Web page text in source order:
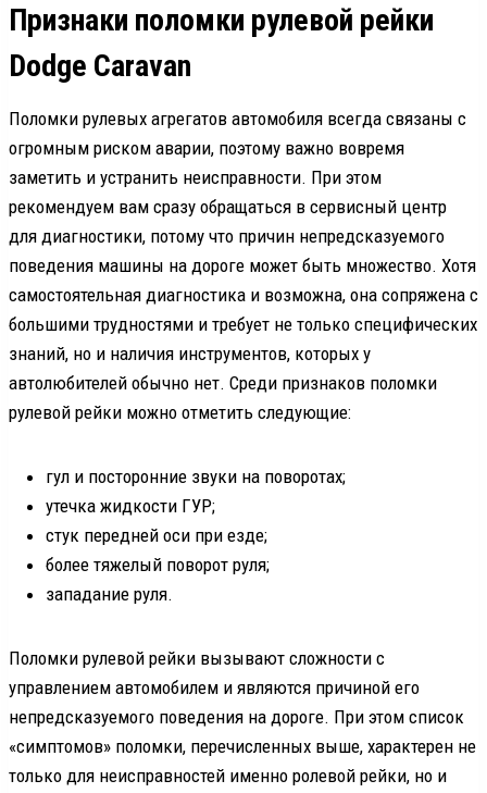
Признаки поломки рулевой рейки
Dodge Caravan
Поломки рулевых агрегатов автомобиля всегда связаны с
огромным риском аварии, поэтому важно вовремя
заметить и устранить неисправности. При этом
рекомендуем вам сразу обращаться в сервисный центр
для диагностики, потому что причин непредсказуемого
поведения машины на дороге может быть множество. Хотя
самостоятельная диагностика и возможна, она сопряжена с
большими трудностями и требует не только специфических
знаний, но и наличия инструментов, которых у
автолюбителей обычно нет. Среди признаков поломки
рулевой рейки можно отметить следующие:
гул и посторонние звуки на поворотах;
утечка жидкости ГУР;
стук передней оси при езде;
более тяжелый поворот руля;
западание руля.
Поломки рулевой рейки вызывают сложности с
управлением автомобилем и являются причиной его
непредсказуемого поведения на дороге. При этом список
«симптомов» поломки, перечисленных выше, характерен не
только для неисправностей именно ролевой рейки, но и